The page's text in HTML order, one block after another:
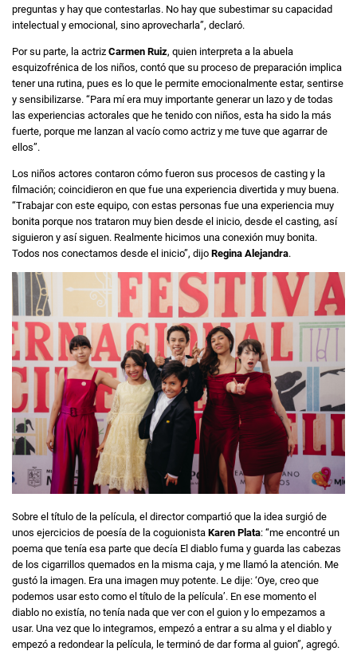
preguntas y hay que contestarlas. No hay que subestimar su capacidad
intelectual y emocional, sino aprovecharla”, declaró.
Por su parte, la actriz Carmen Ruiz, quien interpreta a la abuela
esquizofrénica de los niños, contó que su proceso de preparación implica
tener una rutina, pues es lo que le permite emocionalmente estar, sentirse
y sensibilizarse. “Para mí era muy importante generar un lazo y de todas
las experiencias actorales que he tenido con niños, esta ha sido la más
fuerte, porque me lanzan al vacío como actriz y me tuve que agarrar de
ellos”.
Los niños actores contaron cómo fueron sus procesos de casting y la
filmación; coincidieron en que fue una experiencia divertida y muy buena.
“Trabajar con este equipo, con estas personas fue una experiencia muy
bonita porque nos trataron muy bien desde el inicio, desde el casting, así
siguieron y así siguen. Realmente hicimos una conexión muy bonita.
Todos nos conectamos desde el inicio”, dijo Regina Alejandra.
Sobre el título de la película, el director compartió que la idea surgió de
unos ejercicios de poesía de la coguionista Karen Plata: “me encontré un
poema que tenía esa parte que decía El diablo fuma y guarda las cabezas
de los cigarrillos quemados en la misma caja, y me llamó la atención. Me
gustó la imagen. Era una imagen muy potente. Le dije: ‘Oye, creo que
podemos usar esto como el título de la película’. En ese momento el
diablo no existía, no tenía nada que ver con el guion y lo empezamos a
usar. Una vez que lo integramos, empezó a entrar a su alma y el diablo y
empezó a redondear la película, le terminó de dar forma al guion”, agregó.